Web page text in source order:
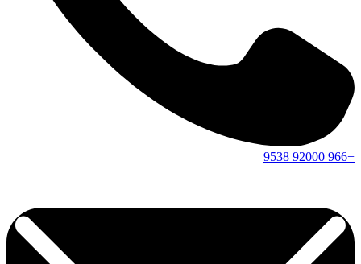
+966
92000
9538